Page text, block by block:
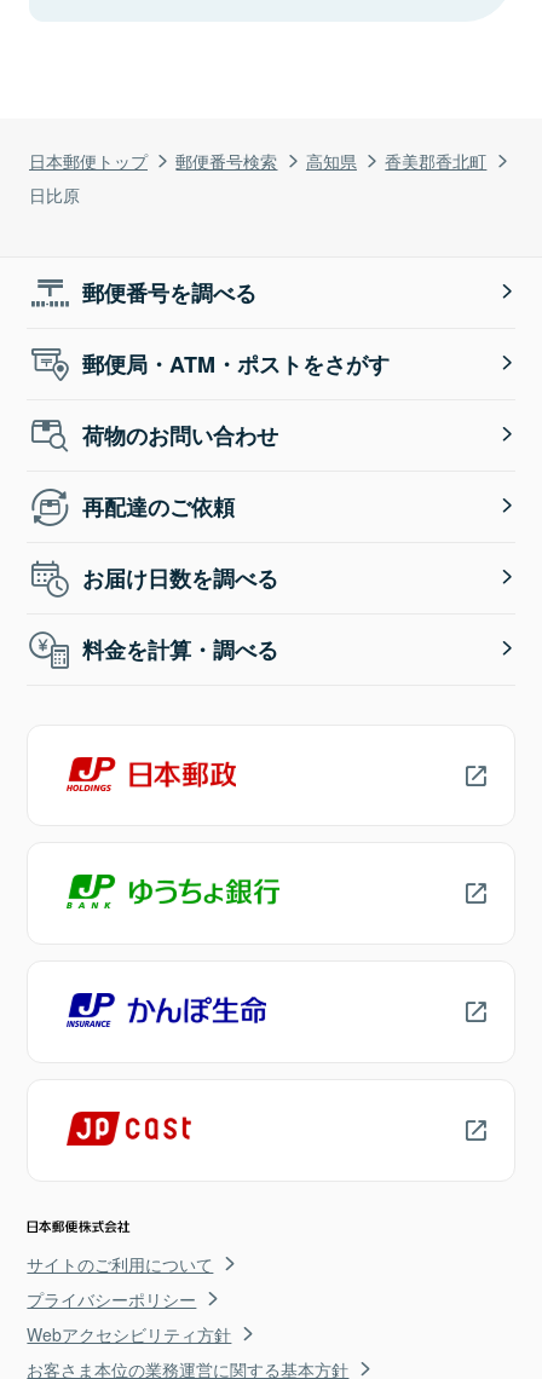
日本郵便トップ 郵便番号検索 高知県
香美郡香北町
日比原
郵便番号を調べる
郵便局・ATM・ポストをさがす
荷物のお問い合わせ
再配達のご依頼
お届け日数を調べる
料金を計算・調べる
サイトのご利用について
プライバシーポリシー
Webアクセシビリティ方針
お客さま本位の業務運営に関する基本方針